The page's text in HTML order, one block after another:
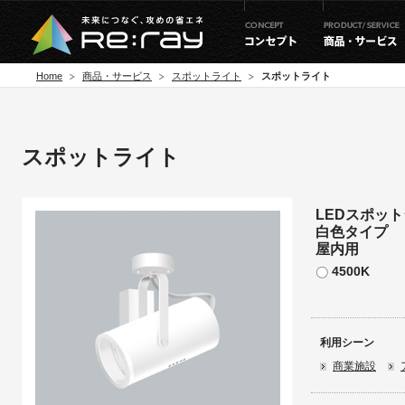
Home 商品・サービス スポットライト スポットライト
スポットライト
LEDスポッ
白色タイプ
屋内用
4500K
利用シーン
商業施設